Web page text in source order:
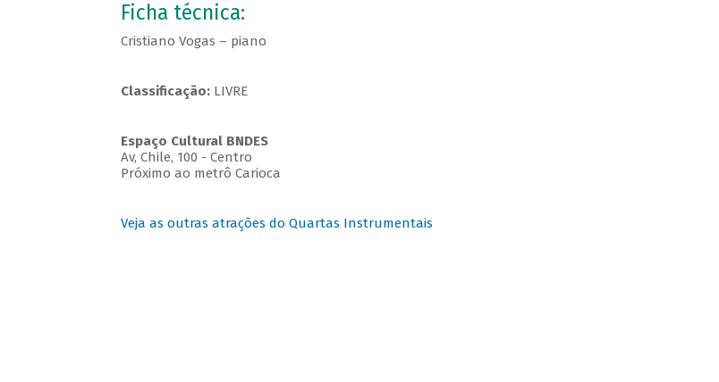
Ficha técnica:
Cristiano Vogas – piano
Classificação:LIVRE
Espaço Cultural BNDES
Av, Chile, 100 - Centro
Próximo ao metrô Carioca
Veja as outras atrações do Quartas Instrumentais